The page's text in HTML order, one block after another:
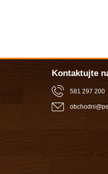
Kontaktujte
581 297 200
obchodni@